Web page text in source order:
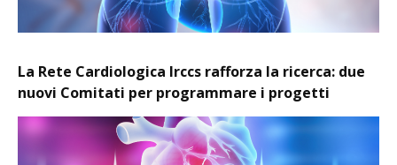
La Rete Cardiologica Irccs rafforza la ricerca: due
nuovi Comitati per programmare i progetti